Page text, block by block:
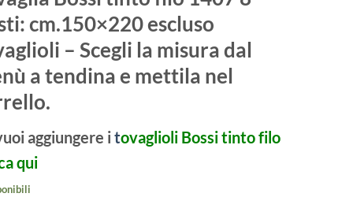
era:
€79.00.
è:
€67.00.
: cm.150×220 escluso
– Scegli la misura dal
a tendina e mettila nel
aggiungere itovaglioli Bossi tinto filo
qui